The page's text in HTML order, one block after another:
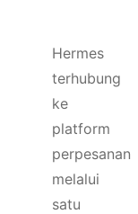
Hermes
terhubung
ke
platform
perpesanan
melalui
satu